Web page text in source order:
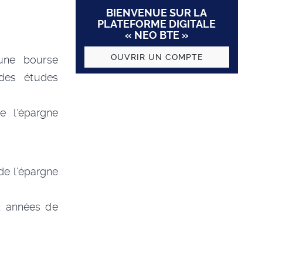
bourse
études
l’épargne
de
BIENVENUE SUR LA
PLATEFORME DIGITALE
« NEO BTE »
OUVRIR UN COMPTE